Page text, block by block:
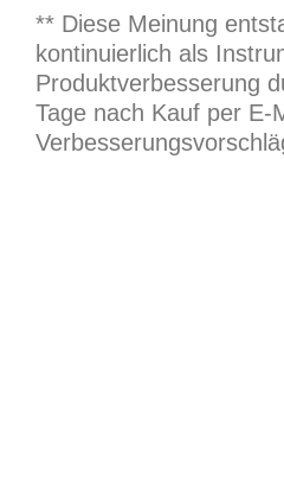
** Diese Meinung
kontinuierlich als
Produktverbesserung
Tage nach Kauf per E-